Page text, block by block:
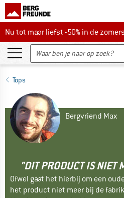
Nu tot maar liefst -50% in de
Nu tot maar liefst -50% in de
Tops
Bergvriend Max
"DIT PRODUCT IS NIET
Ofwel gaat het hierbij om een
het product niet meer bij de